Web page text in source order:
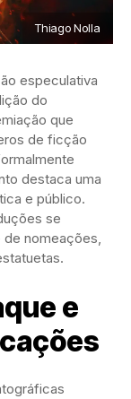
Thiago Nolla
especulativa
do
que
de ficção
destaca uma
e público.
se
de nomeações,
e